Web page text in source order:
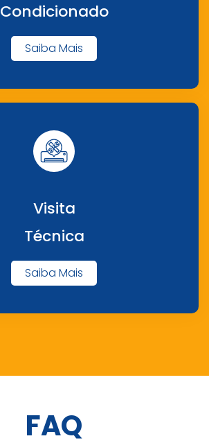
Condicionado
Saiba Mais
Visita
Técnica
Saiba Mais
FAQ